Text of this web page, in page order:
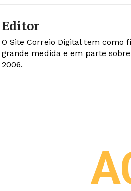
Editor
O Site Correio Digital tem como
grande medida e em parte
2006.